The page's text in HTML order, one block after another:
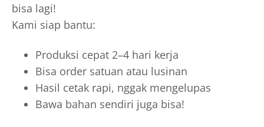
bisa lagi!
Kami siap bantu:
Produksi cepat 2–4 hari kerja
Bisa order satuan atau lusinan
Hasil cetak rapi, nggak mengelupas
Bawa bahan sendiri juga bisa!